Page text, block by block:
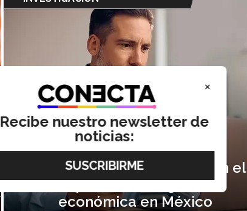
01 Julio 2026
Escuela de Gobierno, en el
Top 5 en investigación
económica en México
×
Recibe nuestro newsletter de
noticias: